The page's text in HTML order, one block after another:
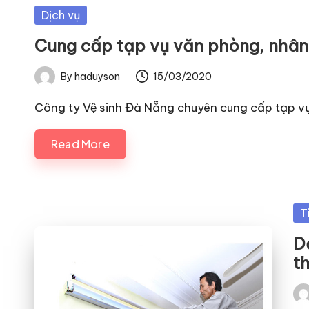
Posted
Dịch vụ
Cung cấp tạp vụ văn phòng,
Posted
by
By haduyson 15/03/2020
Công ty Vệ sinh Đà Nẵng chuyên cung cấp tạp
Read More